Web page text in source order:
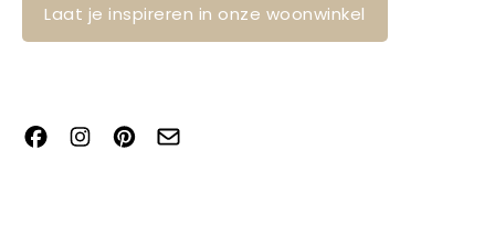
Laat je inspireren in onze woonwinkel